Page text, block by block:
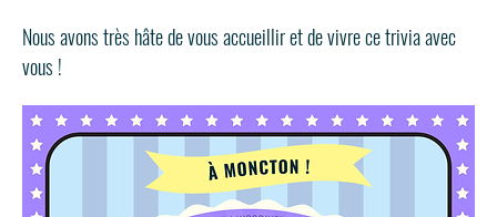
Nous avons très hâte de vous accueillir et de vivre ce trivia avec
vous !